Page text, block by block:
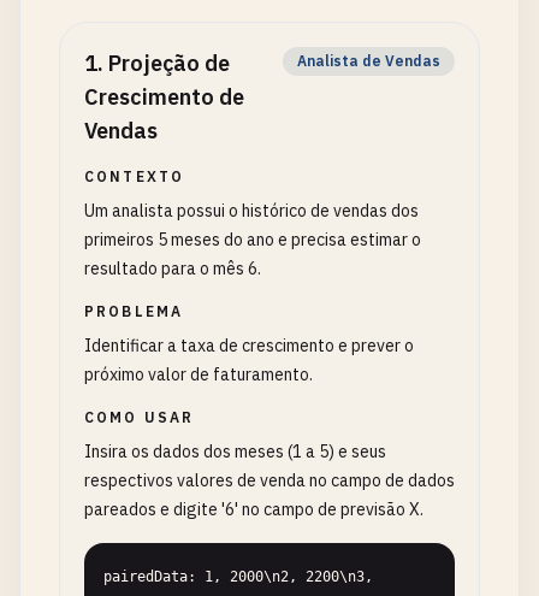
1. Projeção de
Crescimento de
Vendas
Analista de Vendas
CONTEXTO
Um analista possui o histórico de vendas dos
primeiros 5 meses do ano e precisa estimar o
resultado para o mês 6.
PROBLEMA
Identificar a taxa de crescimento e prever o
próximo valor de faturamento.
COMO USAR
Insira os dados dos meses (1 a 5) e seus
respectivos valores de venda no campo de dados
pareados e digite '6' no campo de previsão X.
pairedData: 1, 2000\n2, 2200\n3,